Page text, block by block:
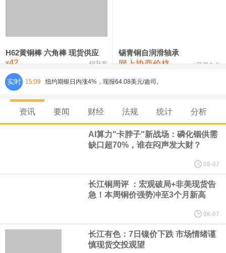
氯化镍 38,300—40,300 39,300 0
H62黄铜棒 六角棒 现货供应
¥42 锦升发
锡青铜自润滑轴承
网上协商价格 芜湖合金
实时 15:09 纽约期银日内涨4%，现报64.08美元/盎司。
宇树科技董事长、总经理兼首席技术官王兴兴在网上路演时表示，
经过多年研发创新和技术积累，公司逐步形成了包括一体化关节集
心技术等多项已商业化应用的核心技术并已应用于公司的高性能通
美国总统特朗普6日否认他对国防部长赫格塞思不满，称对赫格塞思
资讯 要闻 财经 法规 统计 分析
AI算力"卡脖子"新战场：磷化铟供需
缺口超70%，谁在闷声发大财？
08-07
长江铜周评 ：宏观破局+非美现货告
急！本周铜价强势冲至3个月新高
08-07
长江有色：7日镍价下跌 市场情绪谨
慎现货交投观望